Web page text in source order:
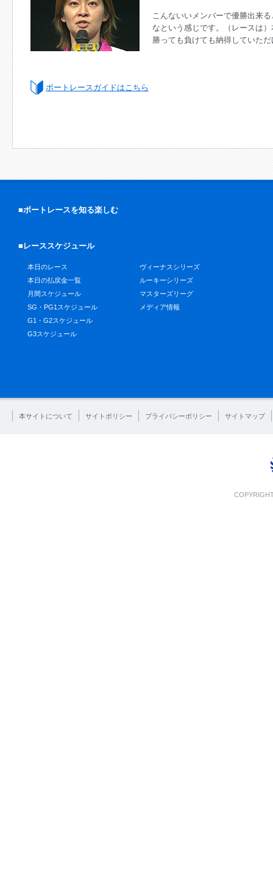
こんないいメンバーで優勝出来
なという感じです。（レースは
勝っても負けても納得していた
ボートレースガイドはこちら
■ボートレースを知る楽しむ
■レーススケジュール
本日のレース
本日の払戻金一覧
月間スケジュール
SG・PG1スケジュール
G1・G2スケジュール
G3スケジュール
ヴィーナスシリーズ
ルーキーシリーズ
マスターズリーグ
メディア情報
本サイトについて サイトポリシー プライバシーポリシー サイトマップ